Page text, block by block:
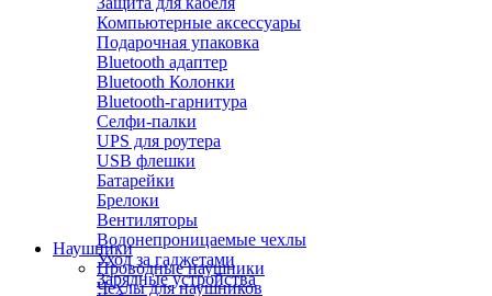
Компьютерные аксессуары
Подарочная упаковка
Bluetooth адаптер
Bluetooth Колонки
Bluetooth-гарнитура
Селфи-палки
UPS для роутера
USB флешки
Батарейки
Брелоки
Вентиляторы
Водонепроницаемые чехлы
Уход за гаджетами
Зарядные устройства
Наушники
Проводные наушники
Чехлы для наушников